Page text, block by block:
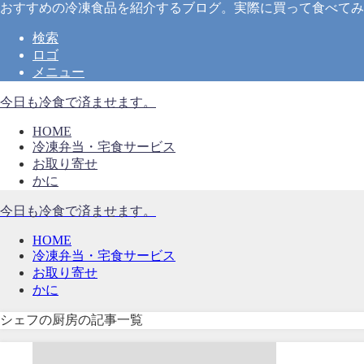
おすすめの冷凍食品を紹介するブログ。実際に買って食べて
検索
ロゴ
メニュー
今日も冷食で済ませます。
HOME
冷凍弁当・宅食サービス
お取り寄せ
かに
今日も冷食で済ませます。
HOME
冷凍弁当・宅食サービス
お取り寄せ
かに
シェフの厨房の記事一覧